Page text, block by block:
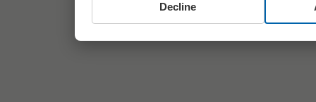
Decline